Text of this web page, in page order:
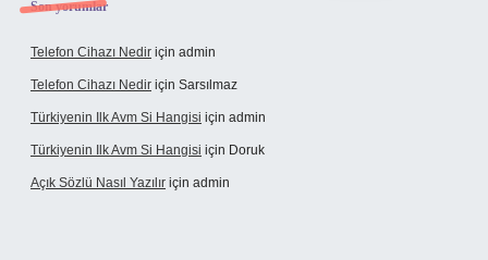
Son yorumlar
Telefon Cihazı Nedir için admin
Telefon Cihazı Nedir için Sarsılmaz
Türkiyenin Ilk Avm Si Hangisi için admin
Türkiyenin Ilk Avm Si Hangisi için Doruk
Açık Sözlü Nasıl Yazılır için admin